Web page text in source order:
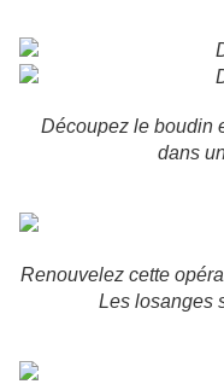
Découpez le boudin
dans
Renouvelez cette
Les losanges